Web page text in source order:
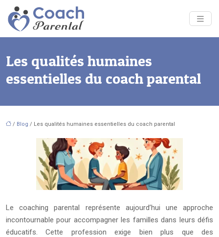
Les qualités humaines
essentielles du coach parental
/ Blog / Les qualités humaines essentielles du coach parental
Le coaching parental représente aujourd’hui une approche
incontournable pour accompagner les familles dans leurs défis
éducatifs. Cette profession exige bien plus que des